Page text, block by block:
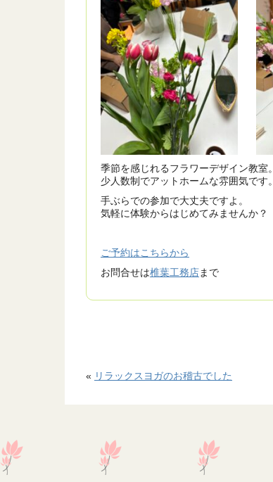
季節を感じれるフラワーデザイン教室。
少人数制でアットホームな雰囲気です。
手ぶらでの参加で大丈夫ですよ。
気軽に体験からはじめてみませんか？
ご予約はこちらから
お問合せは椎葉工務店まで
« リラックスヨガのお稽古でした